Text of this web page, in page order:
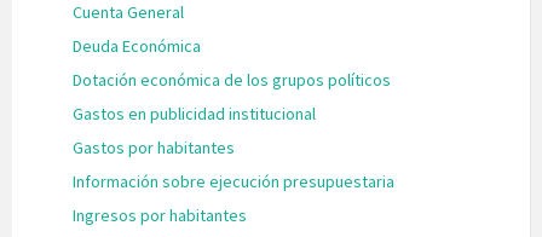
Cuenta General
Deuda Económica
Dotación económica de los grupos políticos
Gastos en publicidad institucional
Gastos por habitantes
Información sobre ejecución presupuestaria
Ingresos por habitantes